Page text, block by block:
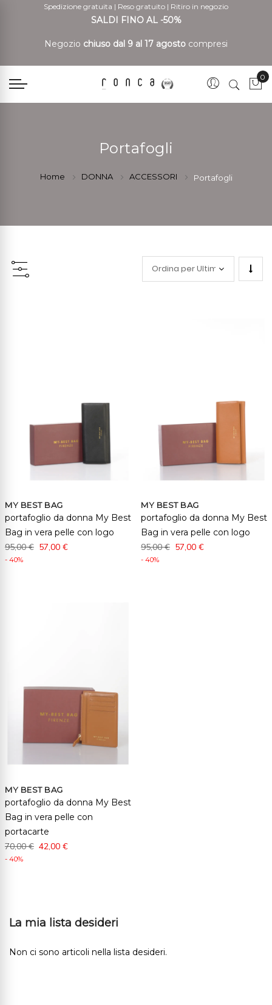
Spedizione gratuita | Reso gratuito | Ritiro in negozio
SALDI FINO AL -50%
Negozio chiuso dal 9 al 17 agosto compresi
0
Portafogli
Home DONNA ACCESSORI Portafogli
MY BEST BAG
portafoglio da donna My Best
Bag in vera pelle con logo
95,00 € 57,00 €
- 40%
MY BEST BAG
portafoglio da donna My Best
Bag in vera pelle con logo
95,00 € 57,00 €
- 40%
MY BEST BAG
portafoglio da donna My Best
Bag in vera pelle con
portacarte
70,00 € 42,00 €
- 40%
La mia lista desideri
Non ci sono articoli nella lista desideri.